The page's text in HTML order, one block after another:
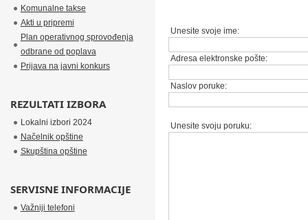
Unesite svoje ime:
Adresa elektronske pošte:
Naslov poruke:
Unesite svoju poruku:
Komunalne takse
Akti u pripremi
Plan operativnog sprovođenja
odbrane od poplava
Prijava na javni konkurs
REZULTATI IZBORA
Lokalni izbori 2024
Načelnik opštine
Skupština opštine
SERVISNE INFORMACIJE
Važniji telefoni